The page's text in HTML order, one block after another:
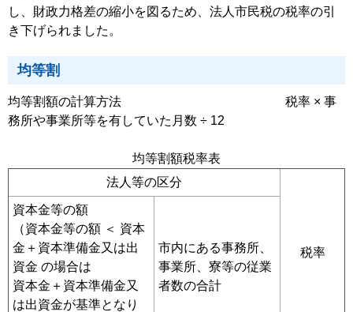
し、財政力格差の縮小を図るため、法人市民税の税率の引
き下げられました。
均等割
均等割額の計算方法 税率 × 事
務所や事業所等を有していた月数 ÷ 12
均等割額税率表
法人等の区分
税率
資本金等の額
（資本金等の額 ＜ 資本
金＋資本準備金又は出
資金 の場合は
資本金＋資本準備金又
は出資金が基準となり
市内にある事務所、
事業所、寮等の従業
者数の合計